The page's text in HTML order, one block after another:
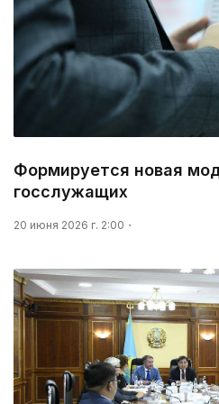
Формируется новая
госслужащих
20 июня 2026 г. 2:00